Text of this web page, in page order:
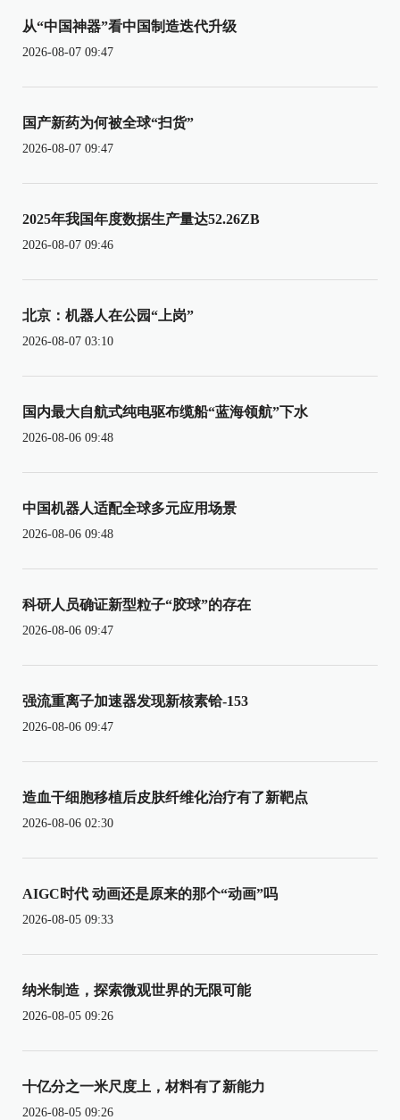
从“中国神器”看中国制造迭代升级
2026-08-07 09:47
国产新药为何被全球“扫货”
2026-08-07 09:47
2025年我国年度数据生产量达52.26ZB
2026-08-07 09:46
北京：机器人在公园“上岗”
2026-08-07 03:10
国内最大自航式纯电驱布缆船“蓝海领航”下水
2026-08-06 09:48
中国机器人适配全球多元应用场景
2026-08-06 09:48
科研人员确证新型粒子“胶球”的存在
2026-08-06 09:47
强流重离子加速器发现新核素铪-153
2026-08-06 09:47
造血干细胞移植后皮肤纤维化治疗有了新靶点
2026-08-06 02:30
AIGC时代 动画还是原来的那个“动画”吗
2026-08-05 09:33
纳米制造，探索微观世界的无限可能
2026-08-05 09:26
十亿分之一米尺度上，材料有了新能力
2026-08-05 09:26